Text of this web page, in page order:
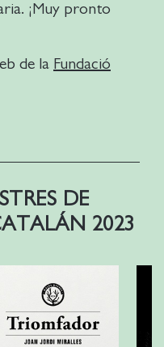
¡Muy pronto
de la Fundació
DE
2023